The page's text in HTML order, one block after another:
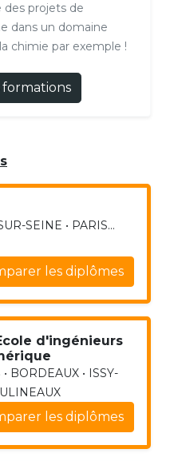
des projets de
dans un domaine
chimie par exemple !
SEINE • PARIS...
les diplômes
d'ingénieurs
BORDEAUX • ISSY-
les diplômes